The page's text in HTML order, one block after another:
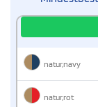
natur,navy
natur,rot